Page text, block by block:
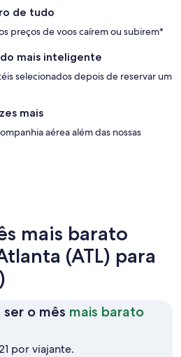
de tudo
preços de voos caírem ou subirem*
mais inteligente
selecionados depois de reservar um
mais
aérea além das nossas
mais barato
(ATL) para
o mês mais barato
por viajante.